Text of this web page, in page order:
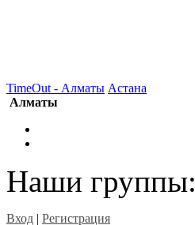
TimeOut - Алматы Астана
Алматы
Наши группы:
Вход | Регистрация